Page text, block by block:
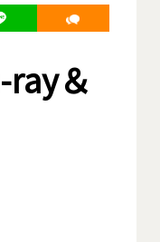
ray＆